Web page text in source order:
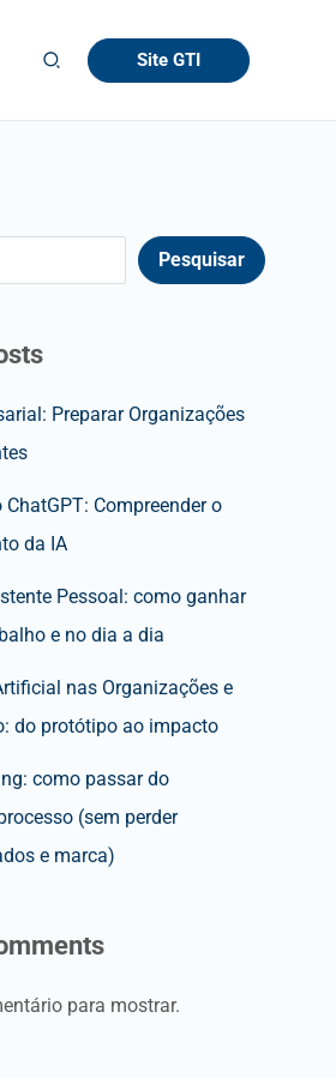
Site GTI
Pesquisar
Preparar Organizações
ChatGPT: Compreender o
da IA
Pessoal: como ganhar
e no dia a dia
nas Organizações e
do protótipo ao impacto
como passar do
(sem perder
e marca)
para mostrar.